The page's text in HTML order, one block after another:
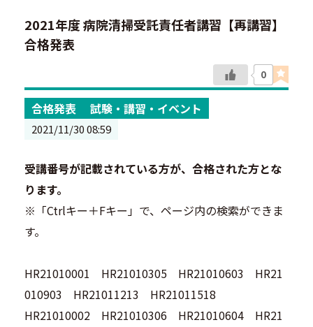
2021年度 病院清掃受託責任者講習【再講習】
合格発表
0
合格発表 試験・講習・イベント
2021/11/30 08:59
受講番号が記載されている方が、合格された方とな
ります。
※「Ctrlキー＋Fキー」で、ページ内の検索ができま
す。
HR21010001 HR21010305 HR21010603 HR21
010903 HR21011213 HR21011518
HR21010002 HR21010306 HR21010604 HR21